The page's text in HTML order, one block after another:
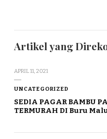
Artikel yang
APRIL 11, 2021
UNCATEGORIZED
SEDIA PAGAR BAMBU
TERMURAH DI Buru